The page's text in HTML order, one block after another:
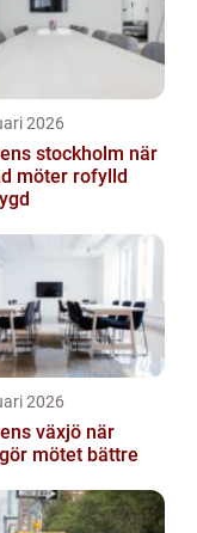
2026
stockholm när
möter rofylld
2026
växjö när
mötet bättre